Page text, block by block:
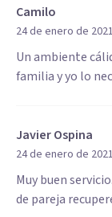
Camilo
24 de enero de 2021
Un ambiente
familia y yo lo
Javier Ospina
24 de enero de 2021
Muy buen
de pareja